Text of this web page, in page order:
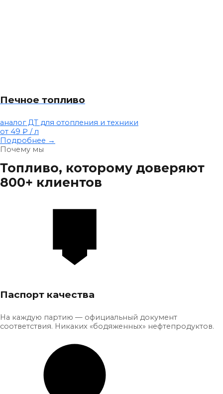
Печное топливо
аналог ДТ для отопления и техники
от 49 ₽ / л
Подробнее →
Почему мы
Топливо, которому доверяют
800+ клиентов
Паспорт качества
На каждую партию — официальный документ
соответствия. Никаких «бодяженных» нефтепродуктов.